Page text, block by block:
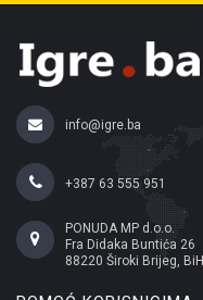
info@igre.ba
+387 63 555 951
PONUDA MP d.o.o.
Fra Didaka Buntića 26
88220 Široki Brijeg, BiH